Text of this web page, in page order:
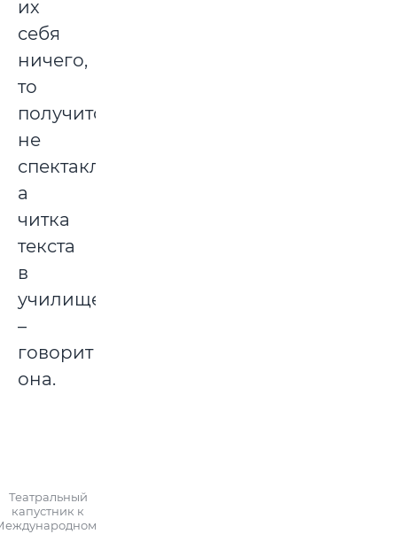
их
себя
ничего,
то
получится
не
спектакль,
а
читка
текста
в
училище,
–
говорит
она.
Театральный
капустник к